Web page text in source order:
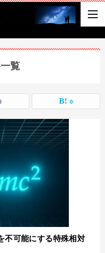
覧
0
不可能にする特殊相対